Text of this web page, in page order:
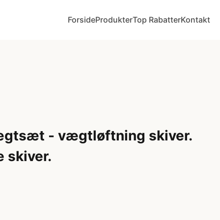
ForsideProdukterTop RabatterKontakt
- vægtløftning skiver.
skiver.